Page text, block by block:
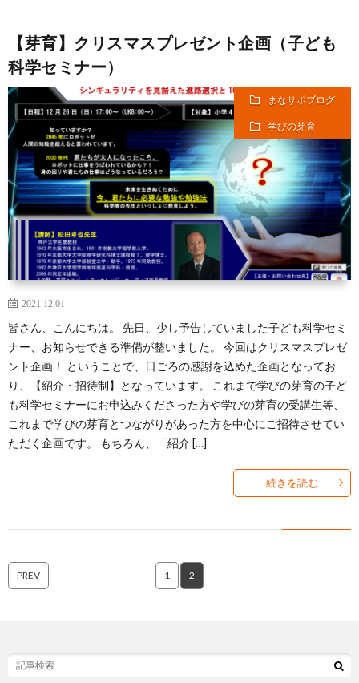
【芽育】クリスマスプレゼント企画（子ども
科学セミナー）
まなサポブログ
学びの芽育
2021.12.01
皆さん、こんにちは。 先日、少し予告していました子ども科学セミ
ナー、お知らせできる準備が整いました。 今回はクリスマスプレゼ
ント企画！ ということで、日ごろの感謝を込めた企画となってお
り、【紹介・招待制】となっています。 これまで学びの芽育の子ど
も科学セミナーにお申込みくださった方や学びの芽育の受講生等、
これまで学びの芽育とつながりがあった方を中心にご招待させてい
ただく企画です。 もちろん、「紹介 […]
続きを読む
PREV 1 2